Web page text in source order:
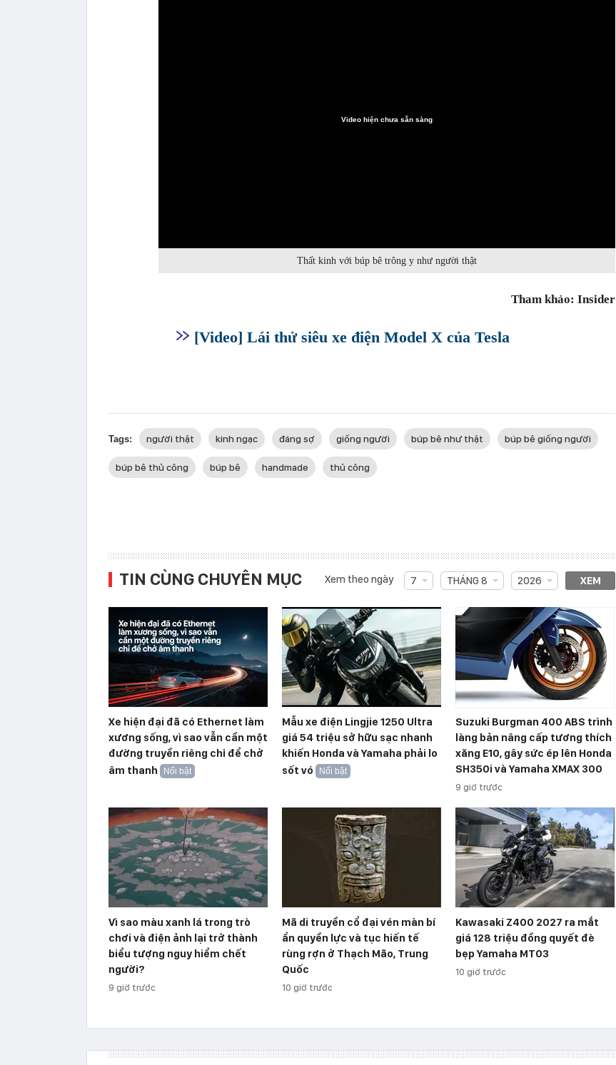
Video hiện chưa sẵn sàng
Thất kinh với búp bê trông y như người thật
Tham khảo: Insider
[Video] Lái thử siêu xe điện Model X của Tesla
Tags: người thật kinh ngạc đáng sợ giống người búp bê như thật búp bê giống người
búp bê thủ công búp bê handmade thủ công
TIN CÙNG CHUYÊN MỤC Xem theo ngày 7 THÁNG 8 2026 XEM
Xe hiện đại đã có Ethernet làm
xương sống, vì sao vẫn cần một
đường truyền riêng chỉ để chở
âm thanh
Nổi bật
Mẫu xe điện Lingjie 1250 Ultra
giá 54 triệu sở hữu sạc nhanh
khiến Honda và Yamaha phải lo
sốt vó
Nổi bật
Suzuki Burgman 400 ABS trình
làng bản nâng cấp tương thích
xăng E10, gây sức ép lên Honda
SH350i và Yamaha XMAX 300
9 giờ trước
Vì sao màu xanh lá trong trò
chơi và điện ảnh lại trở thành
biểu tượng nguy hiểm chết
người?
9 giờ trước
Mã di truyền cổ đại vén màn bí
ẩn quyền lực và tục hiến tế
rùng rợn ở Thạch Mão, Trung
Quốc
10 giờ trước
Kawasaki Z400 2027 ra mắt
giá 128 triệu đồng quyết đè
bẹp Yamaha MT03
10 giờ trước